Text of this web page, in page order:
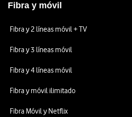
Fibra y móvil
Fibra y 2 líneas móvil + TV
Fibra y 3 líneas móvil
Fibra y 4 líneas móvil
Fibra y móvil ilimitado
Fibra Móvil y Netflix